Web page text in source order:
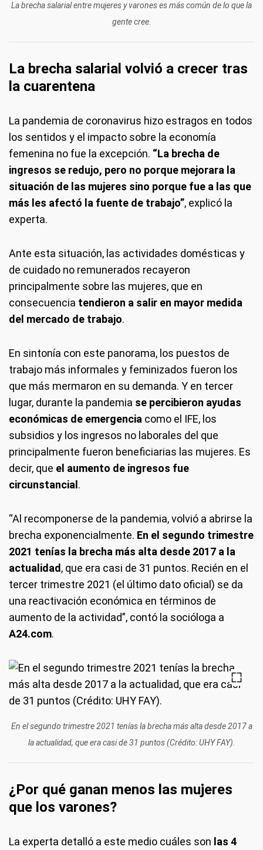
La brecha salarial entre mujeres y varones es más común de lo que la
gente cree.
La brecha salarial volvió a crecer tras
la cuarentena
La pandemia de coronavirus hizo estragos en todos
los sentidos y el impacto sobre la economía
femenina no fue la excepción. “La brecha de
ingresos se redujo, pero no porque mejorara la
situación de las mujeres sino porque fue a las que
más les afectó la fuente de trabajo”, explicó la
experta.
Ante esta situación, las actividades domésticas y
de cuidado no remunerados recayeron
principalmente sobre las mujeres, que en
consecuencia tendieron a salir en mayor medida
del mercado de trabajo.
En sintonía con este panorama, los puestos de
trabajo más informales y feminizados fueron los
que más mermaron en su demanda. Y en tercer
lugar, durante la pandemia se percibieron ayudas
económicas de emergencia como el IFE, los
subsidios y los ingresos no laborales del que
principalmente fueron beneficiarias las mujeres. Es
decir, que el aumento de ingresos fue
circunstancial .
“Al recomponerse de la pandemia, volvió a abrirse la
brecha exponencialmente. En el segundo trimestre
2021 tenías la brecha más alta desde 2017 a la
actualidad , que era casi de 31 puntos. Recién en el
tercer trimestre 2021 (el último dato oficial) se da
una reactivación económica en términos de
aumento de la actividad”, contó la socióloga a
A24.com.
En el segundo trimestre 2021 tenías la brecha más alta desde 2017 a
la actualidad, que era casi de 31 puntos (Crédito: UHY FAY).
¿Por qué ganan menos las mujeres
que los varones?
La experta detalló a este medio cuáles son las 4